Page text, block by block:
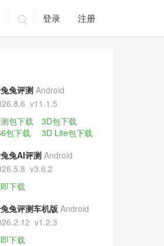
 登录 注册
兔评测 Android
v11.1.5
包下载
3D包下载
包下载
3D Lite包下载
兔AI评测 Android
v3.6.2
下载
兔评测车机版 Android
v1.2.3
下载